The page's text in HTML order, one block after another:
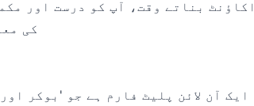
اکاؤنٹ بناتے وقت، آپ کو درست اور
کی